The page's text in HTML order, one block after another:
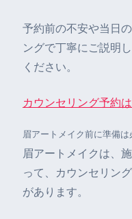
予約前の不安や当日
ングで丁寧にご説明
ください。
カウンセリング予約
眉アートメイク前に準備は
眉アートメイクは、
って、カウンセリン
があります。